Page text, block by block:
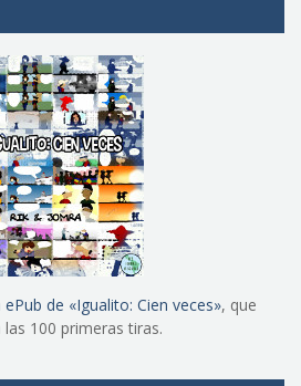
de «Igualito: Cien veces», que
las 100 primeras tiras.